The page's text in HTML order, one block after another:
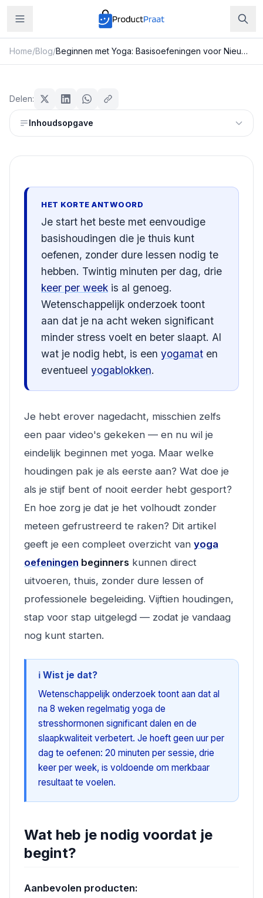
Home/Blog/ Beginnen met Yoga: Basisoefeningen voor Nieuwkomers
Beginnen met Yoga:
Basisoefeningen voor
Nieuwkomers
Redactie ProductPraat
Delen:
Inhoudsopgave
HET KORTE ANTWOORD
Je start het beste met eenvoudige
basishoudingen die je thuis kunt
oefenen, zonder dure lessen nodig te
hebben. Twintig minuten per dag, drie
keer per week is al genoeg.
Wetenschappelijk onderzoek toont
aan dat je na acht weken significant
minder stress voelt en beter slaapt. Al
wat je nodig hebt, is een yogamat en
eventueel yogablokken.
Je hebt erover nagedacht, misschien zelfs
een paar video's gekeken — en nu wil je
eindelijk beginnen met yoga. Maar welke
houdingen pak je als eerste aan? Wat doe je
als je stijf bent of nooit eerder hebt gesport?
En hoe zorg je dat je het volhoudt zonder
meteen gefrustreerd te raken? Dit artikel
geeft je een compleet overzicht van yoga
oefeningen beginners kunnen direct
uitvoeren, thuis, zonder dure lessen of
professionele begeleiding. Vijftien houdingen,
stap voor stap uitgelegd — zodat je vandaag
nog kunt starten.
ℹ️ Wist je dat?
Wetenschappelijk onderzoek toont aan dat al
na 8 weken regelmatig yoga de
stresshormonen significant dalen en de
slaapkwaliteit verbetert. Je hoeft geen uur per
dag te oefenen: 20 minuten per sessie, drie
keer per week, is voldoende om merkbaar
resultaat te voelen.
Wat heb je nodig voordat je
begint?
Aanbevolen producten: